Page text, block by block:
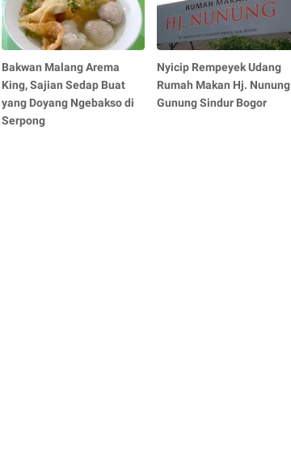
Bakwan Malang Arema
King, Sajian Sedap Buat
yang Doyang Ngebakso di
Serpong
Nyicip Rempeyek Udang
Rumah Makan Hj. Nunung
Gunung Sindur Bogor